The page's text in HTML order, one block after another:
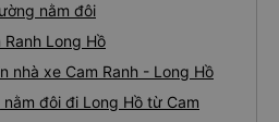
nằm đôi
Long Hồ
nhà xe Cam Ranh - Long Hồ
đôi đi Long Hồ từ Cam